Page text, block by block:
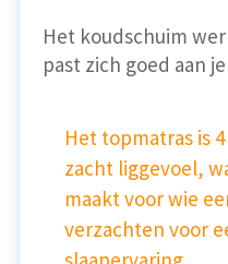
Het koudschuim
past zich goed aan
Het topmatras is
zacht liggevoel,
maakt voor wie
verzachten voor